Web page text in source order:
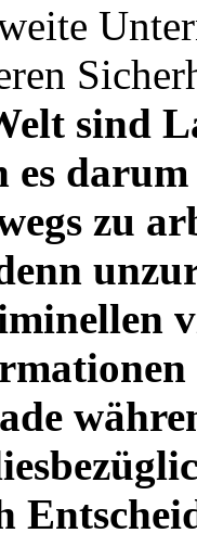
sind
es
zu